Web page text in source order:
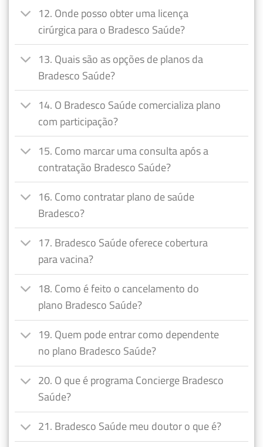
12. Onde posso obter uma licença
cirúrgica para o Bradesco Saúde?
13. Quais são as opções de planos da
Bradesco Saúde?
14. O Bradesco Saúde comercializa plano
com participação?
15. Como marcar uma consulta após a
contratação Bradesco Saúde?
16. Como contratar plano de saúde
Bradesco?
17. Bradesco Saúde oferece cobertura
para vacina?
18. Como é feito o cancelamento do
plano Bradesco Saúde?
19. Quem pode entrar como dependente
no plano Bradesco Saúde?
20. O que é programa Concierge Bradesco
Saúde?
21. Bradesco Saúde meu doutor o que é?